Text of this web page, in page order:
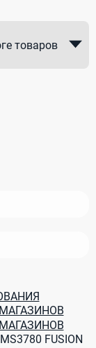
товаров
FUSION